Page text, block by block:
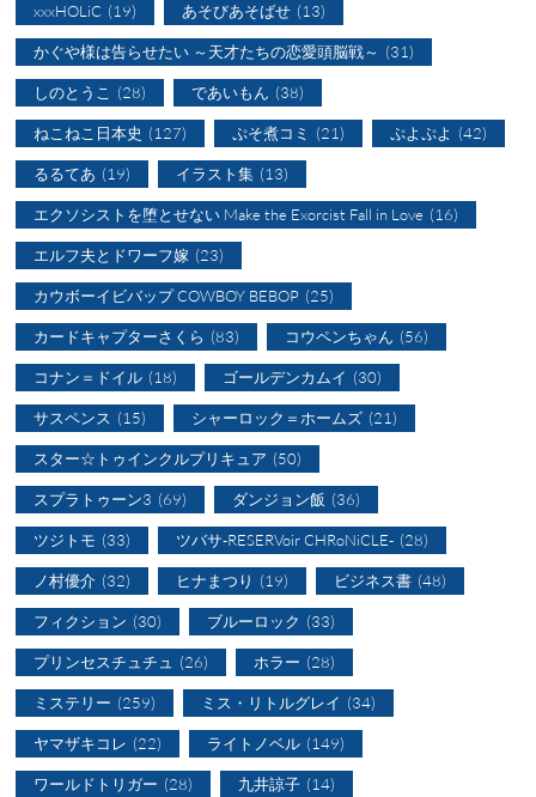
xxxHOLiC (19) あそびあそばせ (13)
かぐや様は告らせたい ～天才たちの恋愛頭脳戦～ (31)
しのとうこ (28) であいもん (38)
ねこねこ日本史 (127) ぷそ煮コミ (21) ぷよぷよ (42)
るるてあ (19) イラスト集 (13)
エクソシストを堕とせない Make the Exorcist Fall in Love (16)
エルフ夫とドワーフ嫁 (23)
カウボーイビバップ COWBOY BEBOP (25)
カードキャプターさくら (83) コウペンちゃん (56)
コナン＝ドイル (18) ゴールデンカムイ (30)
サスペンス (15) シャーロック＝ホームズ (21)
スター☆トゥインクルプリキュア (50)
スプラトゥーン3 (69) ダンジョン飯 (36)
ツジトモ (33) ツバサ-RESERVoir CHRoNiCLE- (28)
ノ村優介 (32) ヒナまつり (19) ビジネス書 (48)
フィクション (30) ブルーロック (33)
プリンセスチュチュ (26) ホラー (28)
ミステリー (259) ミス・リトルグレイ (34)
ヤマザキコレ (22) ライトノベル (149)
ワールドトリガー (28) 九井諒子 (14)